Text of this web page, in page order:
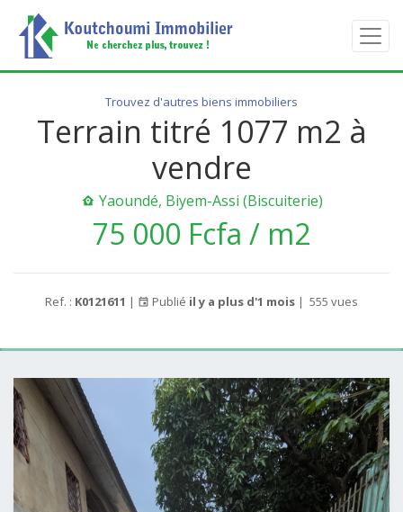
Trouvez d'autres biens immobiliers
Terrain titré 1077 m2 à
vendre
Yaoundé, Biyem-Assi (Biscuiterie)
75 000 Fcfa / m2
Ref. : K0121611 | Publié il y a plus d'1 mois | 555 vues